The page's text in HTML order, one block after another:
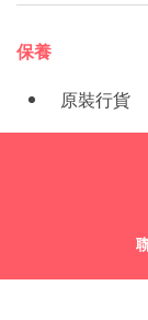
保養
原裝行貨